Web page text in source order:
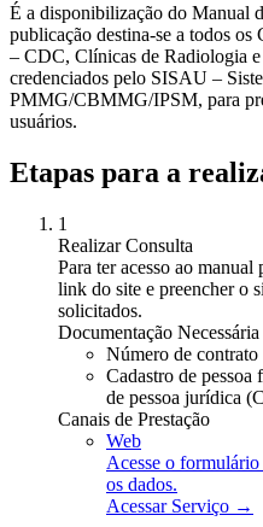
É a disponibilização do Manual
publicação destina-se a todos
– CDC, Clínicas de Radiologia
credenciados pelo SISAU –
PMMG/CBMMG/IPSM, para
usuários.
Etapas para a
1
Realizar Consulta
Para ter acesso ao manual
link do site e preencher o
solicitados.
Documentação Necessária
Número de contrato
Cadastro de
de pessoa jurídica
Canais de Prestação
Web
Acesse o
os dados.
Acessar Serviço →